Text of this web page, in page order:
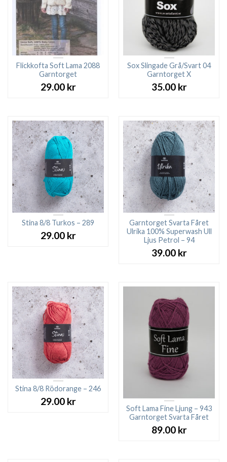
Flickkofta Soft Lama 2088
Garntorget
29.00 kr
Sox Slingade Grå/Svart 04
Garntorget X
35.00 kr
Stina 8/8 Turkos – 289
29.00 kr
Garntorget Svarta Fåret
Ulrika 100% Superwash Ull
Ljus Petrol – 94
39.00 kr
Stina 8/8 Rödorange – 246
29.00 kr
Soft Lama Fine Ljung – 943
Garntorget Svarta Fåret
89.00 kr